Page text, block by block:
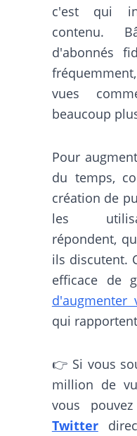
c'est qui
contenu.
d'abonnés
vues
beaucoup
Pour
du temps,
création de
les
répondent,
ils discutent.
efficace de
d'augmenter
qui
👉 Si vous
million de
vous
Twitter